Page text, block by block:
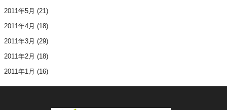
2011年5月 (21)
2011年4月 (18)
2011年3月 (29)
2011年2月 (18)
2011年1月 (16)